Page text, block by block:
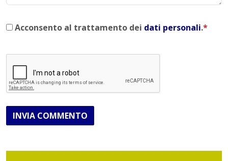
Acconsento al trattamento dei dati personali.*
INVIA COMMENTO